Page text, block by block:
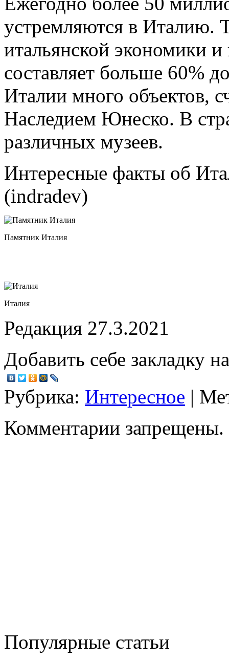
устремляются в Италию.
итальянской экономики
составляет больше 60%
Италии много объектов,
Наследием Юнеско. В
различных музеев.
Интересные факты об
(indradev)
Памятник Италия
Италия
Редакция 27.3.2021
Добавить себе закладку
Рубрика: Интересное |
Комментарии запрещены.
Популярные статьи